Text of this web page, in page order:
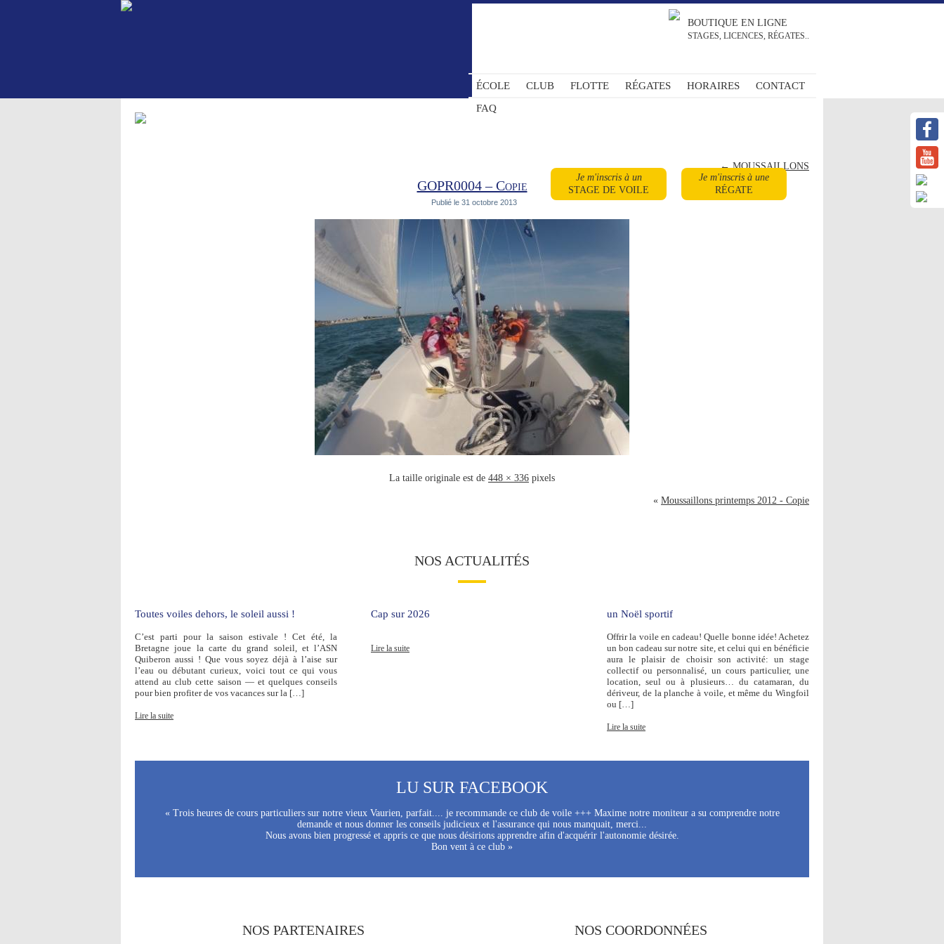
BOUTIQUE EN LIGNE
STAGES, LICENCES, RÉGATES..
ÉCOLE CLUB FLOTTE RÉGATES HORAIRES
CONTACT
FAQ
Je m'inscris à un
STAGE DE VOILE
Je m'inscris à une
RÉGATE
←MOUSSAILLONS
GOPR0004 – Copie
Publié le 31 octobre 2013
La taille originale est de 448 × 336 pixels
« Moussaillons printemps 2012 - Copie
NOS ACTUALITÉS
Toutes voiles dehors, le soleil aussi !
C’est parti pour la saison estivale ! Cet été, la
Bretagne joue la carte du grand soleil, et l’ASN
Quiberon aussi ! Que vous soyez déjà à l’aise sur
l’eau ou débutant curieux, voici tout ce qui vous
attend au club cette saison — et quelques conseils
pour bien profiter de vos vacances sur la […]
Lire la suite
Cap sur 2026
Lire la suite
un Noël sportif
Offrir la voile en cadeau! Quelle bonne idée! Achetez
un bon cadeau sur notre site, et celui qui en bénéficie
aura le plaisir de choisir son activité: un stage
collectif ou personnalisé, un cours particulier, une
location, seul ou à plusieurs… du catamaran, du
dériveur, de la planche à voile, et même du Wingfoil
ou […]
Lire la suite
LU SUR FACEBOOK
« Trois heures de cours particuliers sur notre vieux Vaurien, parfait.... je recommande ce club de voile +++ Maxime notre moniteur a su comprendre notre
demande et nous donner les conseils judicieux et l'assurance qui nous manquait, merci...
Nous avons bien progressé et appris ce que nous désirions apprendre afin d'acquérir l'autonomie désirée.
Bon vent à ce club »
NOS PARTENAIRES NOS COORDONNÉES